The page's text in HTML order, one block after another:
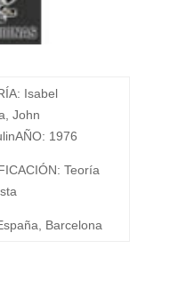
Isabel
John
AÑO: 1976
Teoría
Barcelona